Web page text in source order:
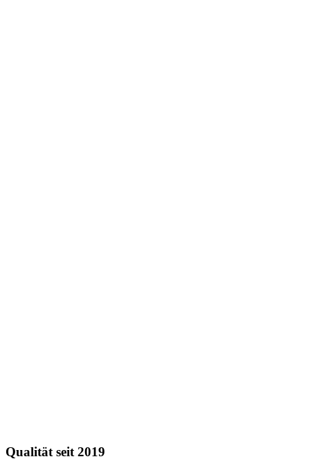
Qualität seit 2019